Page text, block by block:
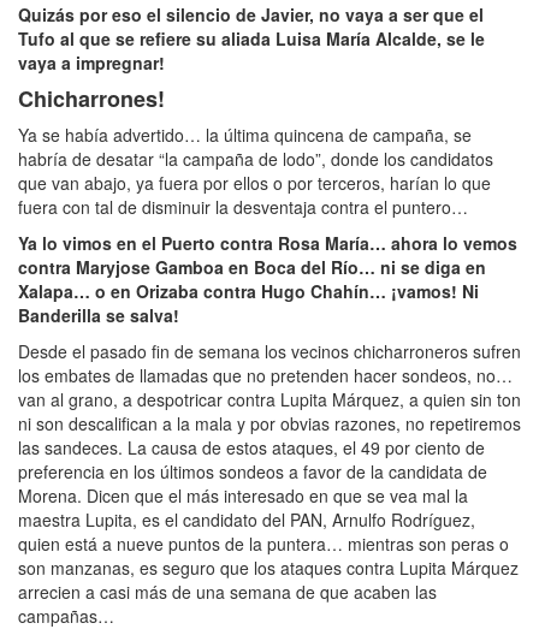
Quizás por eso el silencio de Javier, no vaya a ser que el
Tufo al que se refiere su aliada Luisa María Alcalde, se le
vaya a impregnar!
Chicharrones!
Ya se había advertido… la última quincena de campaña, se
habría de desatar “la campaña de lodo”, donde los candidatos
que van abajo, ya fuera por ellos o por terceros, harían lo que
fuera con tal de disminuir la desventaja contra el puntero…
Ya lo vimos en el Puerto contra Rosa María… ahora lo vemos
contra Maryjose Gamboa en Boca del Río… ni se diga en
Xalapa… o en Orizaba contra Hugo Chahín… ¡vamos! Ni
Banderilla se salva!
Desde el pasado fin de semana los vecinos chicharroneros sufren
los embates de llamadas que no pretenden hacer sondeos, no…
van al grano, a despotricar contra Lupita Márquez, a quien sin ton
ni son descalifican a la mala y por obvias razones, no repetiremos
las sandeces. La causa de estos ataques, el 49 por ciento de
preferencia en los últimos sondeos a favor de la candidata de
Morena. Dicen que el más interesado en que se vea mal la
maestra Lupita, es el candidato del PAN, Arnulfo Rodríguez,
quien está a nueve puntos de la puntera… mientras son peras o
son manzanas, es seguro que los ataques contra Lupita Márquez
arrecien a casi más de una semana de que acaben las
campañas…